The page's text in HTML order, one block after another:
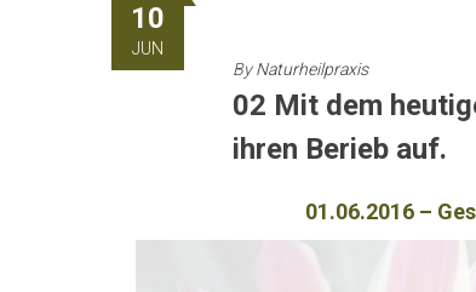
10
JUN
ByNaturheilpraxis
02 Mit dem
ihren Berieb auf.
01.06.2016 –